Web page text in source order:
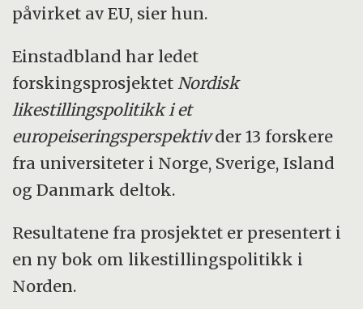
påvirket av EU, sier hun.
Einstadbland har ledet
forskingsprosjektetNordisk
likestillingspolitikk i et
europeiseringsperspektivder 13 forskere
fra universiteter i Norge, Sverige, Island
og Danmark deltok.
Resultatene fra prosjektet er presentert i
en ny bok om likestillingspolitikk i
Norden.